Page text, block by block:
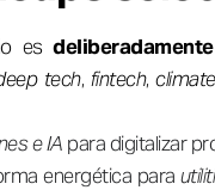
es
tech, fintech,
e IA para digitalizar
energética para